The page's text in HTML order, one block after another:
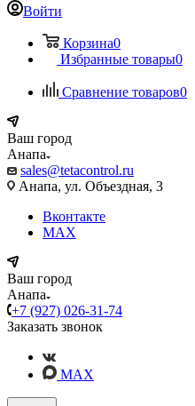
Войти
Корзина0
Избранные товары0
Сравнение товаров0
Ваш город
Анапа
sales@tetacontrol.ru
Анапа, ул. Объездная, 3
Вконтакте
MAX
Ваш город
Анапа
+7 (927) 026-31-74
Заказать звонок
MAX